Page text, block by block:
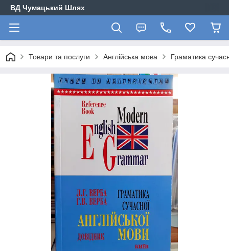
ВД Чумацький Шлях
Товари та послуги Англійська мова Граматика